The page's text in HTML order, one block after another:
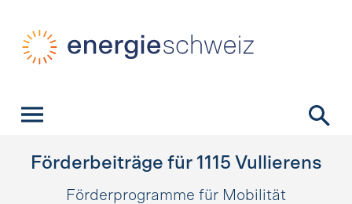
Förderbeiträge für 1115 Vullierens
Förderprogramme für Mobilität